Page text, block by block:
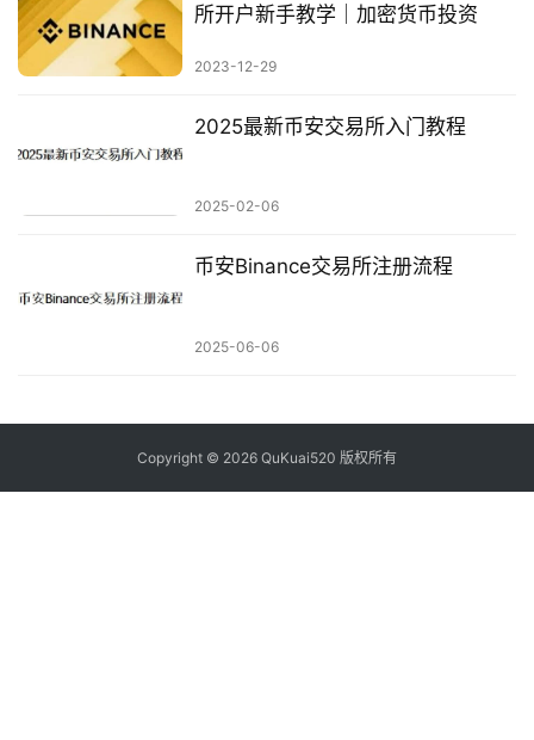
所开户新手教学｜加密货币投资
2023-12-29
2025最新币安交易所入门教程
2025-02-06
币安Binance交易所注册流程
2025-06-06
Copyright © 2026 QuKuai520 版权所有